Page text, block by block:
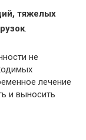
тяжелых
.
не
лечение
и выносить